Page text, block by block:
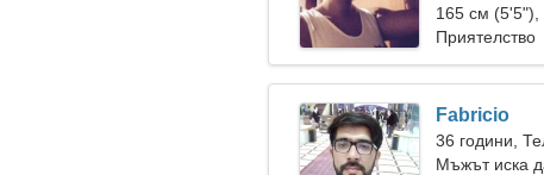
165 см (5'5"),
Приятелство
Fabricio
36 години,
Мъжът иска